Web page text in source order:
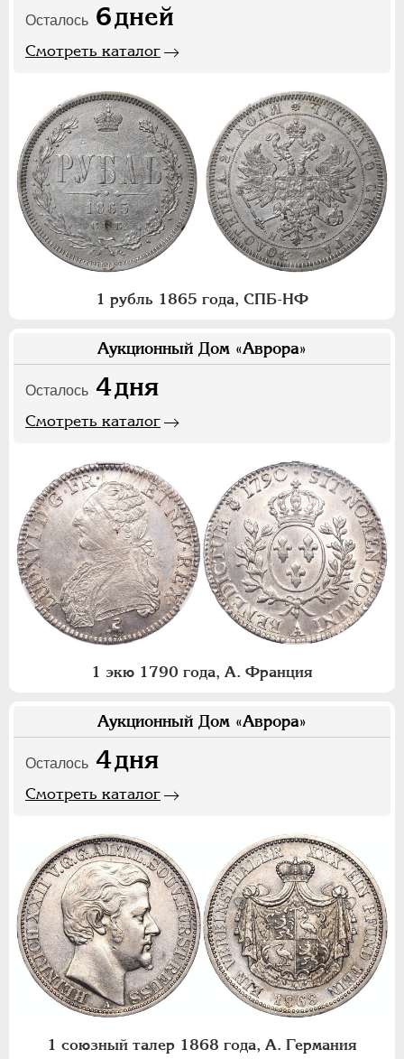
Осталось 6дней
Смотреть каталог
1 рубль 1865 года, СПБ-НФ
Аукционный Дом «Аврора»
Осталось 4дня
Смотреть каталог
1 экю 1790 года, А. Франция
Аукционный Дом «Аврора»
Осталось 4дня
Смотреть каталог
1 союзный талер 1868 года, А. Германия